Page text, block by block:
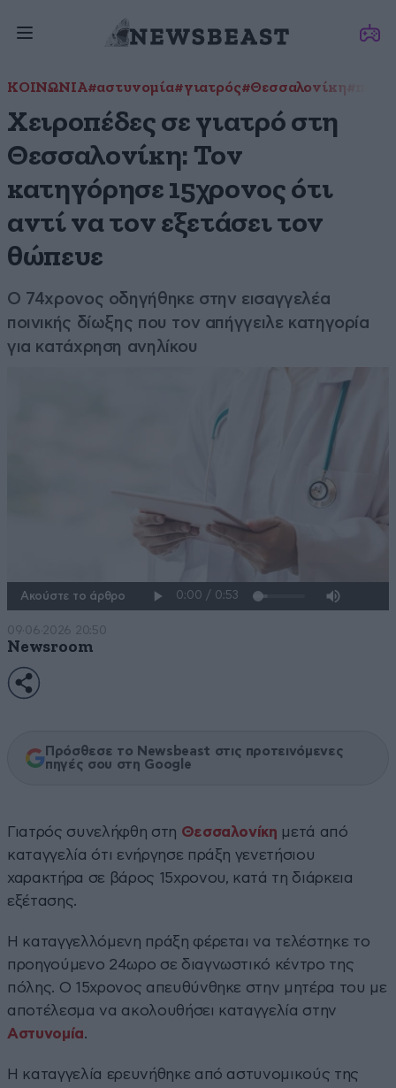
ΚΟΙΝΩΝΙΑ#αστυνομία#γιατρός#Θεσσαλονίκη
Χειροπέδες σε γιατρό στη
Θεσσαλονίκη: Τον
κατηγόρησε 15χρονος ότι
αντί να τον εξετάσει τον
θώπευε
Ο 74χρονος οδηγήθηκε στην εισαγγελέα
ποινικής δίωξης που τον απήγγειλε κατηγορία
για κατάχρηση ανηλίκου
Ακούστε το άρθρο
09·06·2026 20:50
Newsroom
Πρόσθεσε το Newsbeast στις προτεινόμενες
πηγές σου στη Google
Γιατρός συνελήφθη στη Θεσσαλονίκη μετά από
καταγγελία ότι ενήργησε πράξη γενετήσιου
χαρακτήρα σε βάρος 15χρονου, κατά τη διάρκεια
εξέτασης.
Η καταγγελλόμενη πράξη φέρεται να τελέστηκε το
προηγούμενο 24ωρο σε διαγνωστικό κέντρο της
πόλης. Ο 15χρονος απευθύνθηκε στην μητέρα του με
αποτέλεσμα να ακολουθήσει καταγγελία στην
Αστυνομία.
Η καταγγελία ερευνήθηκε από αστυνομικούς της